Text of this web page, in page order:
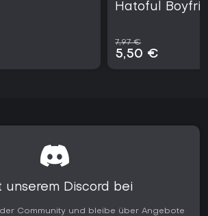
Hatoful
7,97 €
5,50 €
unserem Discord bei
Community und bleibe über Angebote